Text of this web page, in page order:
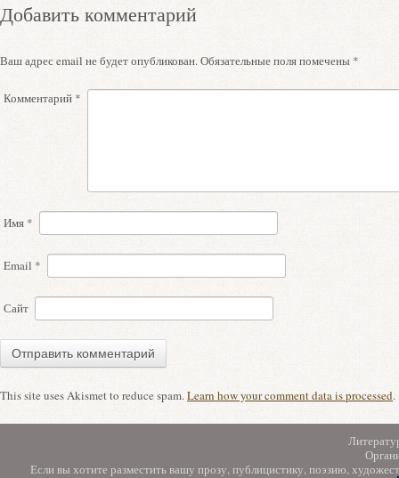
Добавить комментарий
Ваш адрес email не будет опубликован.Обязательные поля помечены *
Комментарий *
Имя *
Email *
Сайт
This site uses Akismet to reduce spam.Learn how your comment data is processed.
Если вы хотите разместить вашу прозу, публицистику, поэзию,